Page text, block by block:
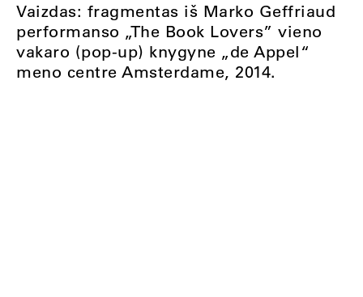
Vaizdas: fragmentas iš Marko Geffriaud
performanso „The Book Lovers” vieno
vakaro (pop-up) knygyne „de Appel“
meno centre Amsterdame, 2014.